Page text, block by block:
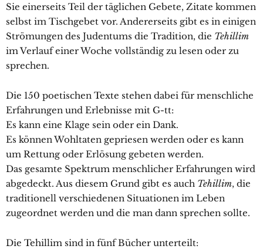
Sie einerseits Teil der täglichen Gebete, Zitate kommen
selbst im Tischgebet vor. Andererseits gibt es in einigen
Strömungen des Judentums die Tradition, die Tehillim
im Verlauf einer Woche vollständig zu lesen oder zu
sprechen.
Die 150 poetischen Texte stehen dabei für menschliche
Erfahrungen und Erlebnisse mit G-tt:
Es kann eine Klage sein oder ein Dank.
Es können Wohltaten gepriesen werden oder es kann
um Rettung oder Erlösung gebeten werden.
Das gesamte Spektrum menschlicher Erfahrungen wird
abgedeckt. Aus diesem Grund gibt es auch Tehillim, die
traditionell verschiedenen Situationen im Leben
zugeordnet werden und die man dann sprechen sollte.
Die Tehillim sind in fünf Bücher unterteilt: